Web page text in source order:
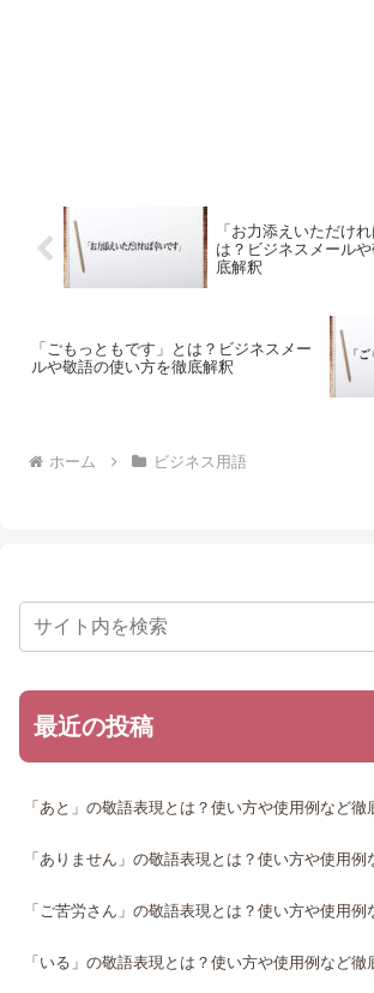
「お力添えいただけ
は？ビジネスメール
底解釈
「ごもっともです」とは？ビジネスメー
ルや敬語の使い方を徹底解釈
ホーム ビジネス用語
最近の投稿
「あと」の敬語表現とは？使い方や使用例など徹
「ありません」の敬語表現とは？使い方や使用例
「ご苦労さん」の敬語表現とは？使い方や使用例
「いる」の敬語表現とは？使い方や使用例など徹